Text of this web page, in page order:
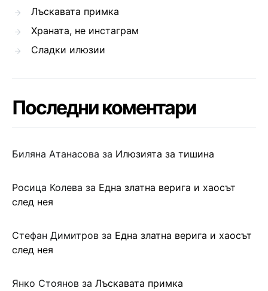
Лъскавата примка
Храната, не инстаграм
Сладки илюзии
Последни коментари
Биляна Атанасова за Илюзията за тишина
Росица Колева за Една златна верига и хаосът
след нея
Стефан Димитров за Една златна верига и хаосът
след нея
Янко Стоянов за Лъскавата примка